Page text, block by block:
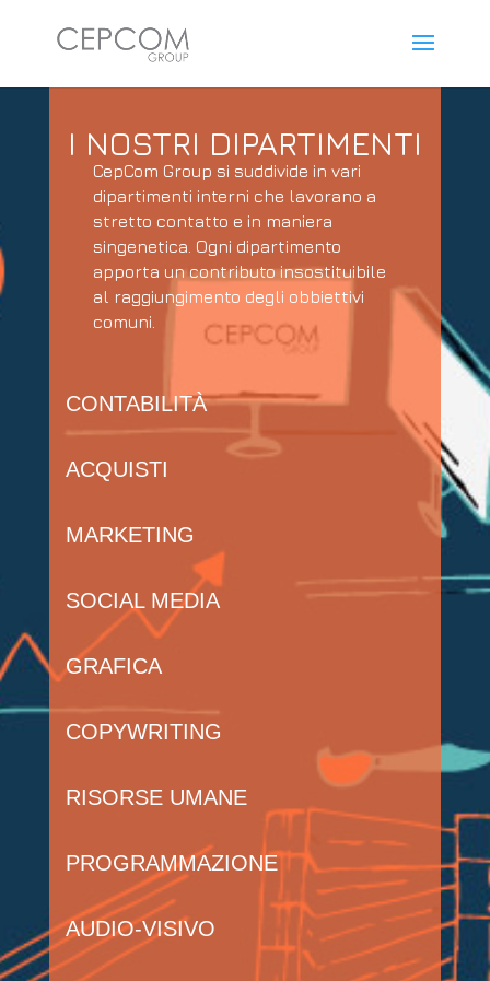
I NOSTRI DIPARTIMENTI
CepCom Group si suddivide in vari
dipartimenti interni che lavorano a
stretto contatto e in maniera
singenetica. Ogni dipartimento
apporta un contributo insostituibile
al raggiungimento degli obbiettivi
comuni.
CONTABILITÀ
ACQUISTI
MARKETING
SOCIAL MEDIA
GRAFICA
COPYWRITING
RISORSE UMANE
PROGRAMMAZIONE
AUDIO-VISIVO